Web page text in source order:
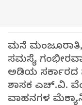
ಮನೆ ಮಂಜೂರಾತಿ,
ಸಮಸ್ಯೆ
ಅಡಿಯ ಸರ್ಕಾರದ
ಶಾಸಕ ಎಚ್‌.ವಿ.
ವಾಹನಗಳ